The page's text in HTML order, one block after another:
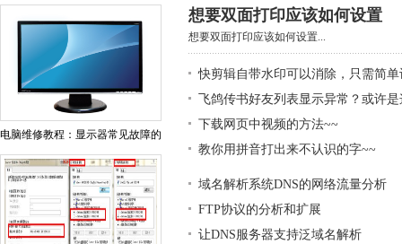
电脑维修教程：显示器常见故障的
想要双面打印应该如何设置
想要双面打印应该如何设置...
快剪辑自带水印可以消除，只需简单
飞鸽传书好友列表显示异常？或许
下载网页中视频的方法~~
教你用拼音打出来不认识的字~~
域名解析系统DNS的网络流量分析
FTP协议的分析和扩展
让DNS服务器支持泛域名解析